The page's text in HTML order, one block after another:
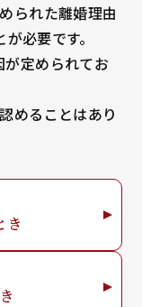
られた離婚理由
必要です。
定められてお
めることはあり
き